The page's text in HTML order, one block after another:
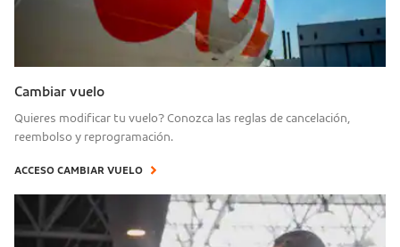
Cambiar vuelo
Quieres modificar tu vuelo? Conozca las reglas de cancelación,
reembolso y reprogramación.
ACCESO CAMBIAR VUELO